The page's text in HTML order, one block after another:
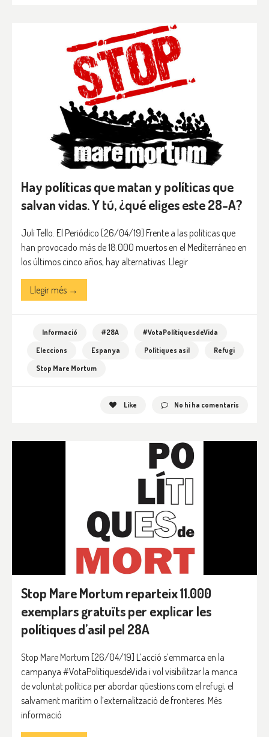
Hay políticas que matan y políticas que
salvan vidas. Y tú, ¿qué eliges este 28-A?
Juli Tello. El Periódico [26/04/19] Frente a las políticas que
han provocado más de 18.000 muertos en el Mediterráneo en
los últimos cinco años, hay alternativas. Llegir
Llegir més →
Informació #28A
#VotaPolítiquesdeVida
Eleccions
Espanya Polítiques asil
Refugi
Stop Mare Mortum
Like No hi ha comentaris
Stop Mare Mortum reparteix 11.000
exemplars gratuïts per explicar les
polítiques d’asil pel 28A
Stop Mare Mortum [26/04/19] L’acció s’emmarca en la
campanya #VotaPolítiquesdeVida i vol visibilitzar la manca
de voluntat política per abordar qüestions com el refugi, el
salvament marítim o l’externalització de fronteres. Més
informació